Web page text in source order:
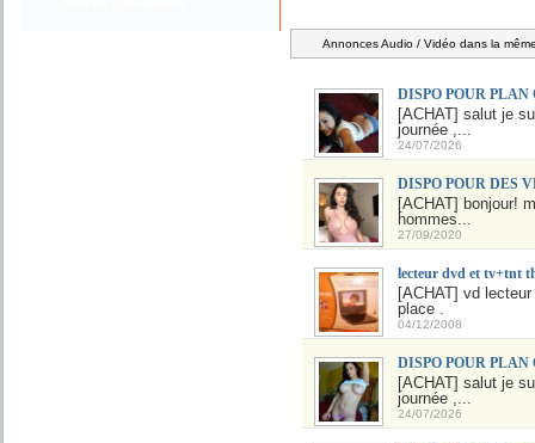
Annonces Audio / Vidéo dans la
DISPO POUR
[ACHAT] salut je
journée ,...
24/07/2026
DISPO POUR DES
[ACHAT] bonjour!
hommes...
27/09/2020
lecteur dvd et tv+tnt
[ACHAT] vd
place .
04/12/2008
DISPO POUR
[ACHAT] salut je
journée ,...
24/07/2026